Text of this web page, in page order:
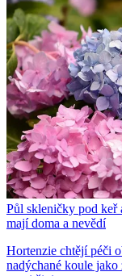
Půl skleničky pod keř
mají doma a nevědí
Hortenzie chtějí péči
nadýchané koule